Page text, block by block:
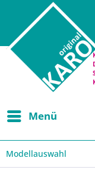
Menü
Modellauswahl